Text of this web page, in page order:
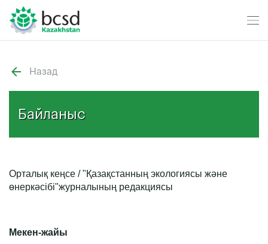
Назад
Байланыс
Орталық кеңсе / "Қазақстанның экологиясы және
өнеркәсібі"журналының редакциясы
Мекен-жайы